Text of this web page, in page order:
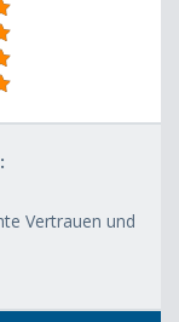
Vertrauen und